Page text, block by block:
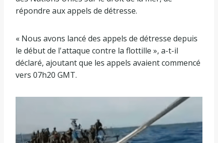
répondre aux appels de détresse.
« Nous avons lancé des appels de détresse depuis
le début de l'attaque contre la flottille », a-t-il
déclaré, ajoutant que les appels avaient commencé
vers 07h20 GMT.